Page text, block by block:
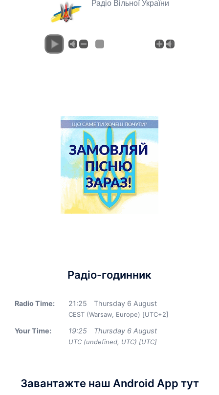
Радіо Вільної України
Радіо-годинник
Radio Time: 21:25 Thursday 6 August
CEST (Warsaw, Europe) [UTC+2]
Your Time: 19:25 Thursday 6 August
UTC (undefined, UTC) [UTC]
Завантажте наш Android App тут